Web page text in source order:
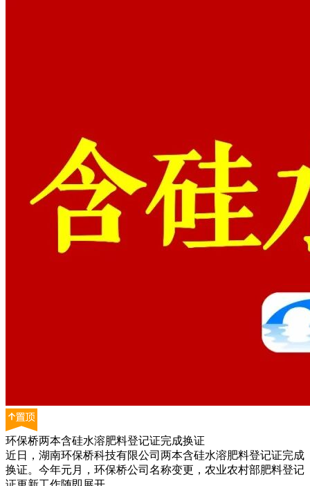
环保桥两本含硅水溶肥料登记证完成换证
近日，湖南环保桥科技有限公司两本含硅水溶肥料登记证完成
换证。今年元月，环保桥公司名称变更，农业农村部肥料登记